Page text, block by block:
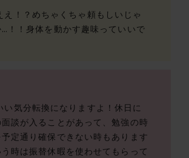
！？めちゃくちゃ頼もしいじゃ
！！身体を動かす趣味っていいで
気分転換になりますよ！休日に
談が入ることがあって、勉強の時
定通り確保できない時もあります
時は振替休暇を使わせてもらって